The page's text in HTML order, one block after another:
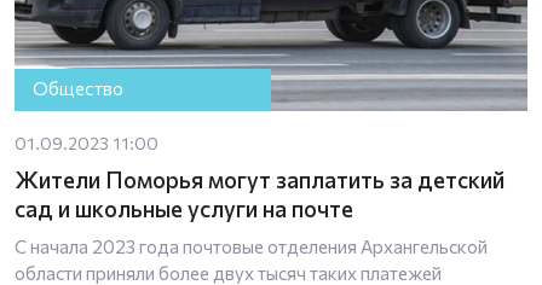
Общество
01.09.2023 11:00
Жители Поморья могут заплатить за детский
сад и школьные услуги на почте
С начала 2023 года почтовые отделения Архангельской
области приняли более двух тысяч таких платежей